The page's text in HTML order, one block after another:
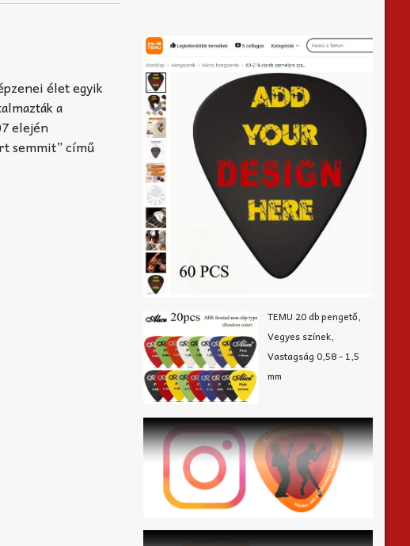
élet egyik
a
elején
semmit” című
TEMU 20 db pengető,
Vegyes színek,
Vastagság 0,58 - 1,5
mm